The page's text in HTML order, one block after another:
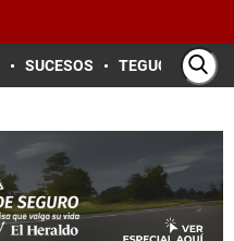
SUCESOS TEGUCIGALPA